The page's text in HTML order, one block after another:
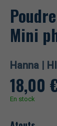
Mini
Hanna |
18,00
En stock